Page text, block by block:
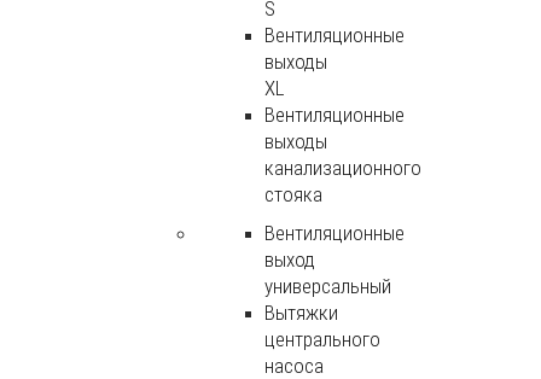
S
Вентиляционные
выходы
XL
Вентиляционные
выходы
канализационного
стояка
Вентиляционные
выход
универсальный
Вытяжки
центрального
насоса